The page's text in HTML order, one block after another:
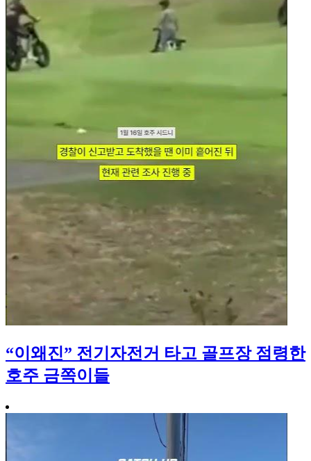
“이왜진” 전기자전거 타고 골프장 점령한
호주 금쪽이들